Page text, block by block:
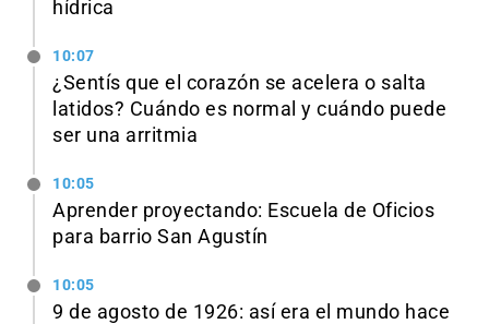
hídrica
10:07
¿Sentís que el corazón se acelera o salta
latidos? Cuándo es normal y cuándo puede
ser una arritmia
10:05
Aprender proyectando: Escuela de Oficios
para barrio San Agustín
10:05
9 de agosto de 1926: así era el mundo hace